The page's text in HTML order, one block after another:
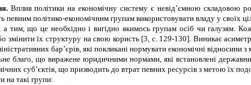
Вплив політики на економічну систему є невід’ємною складовою
певним політико-економічним групам використовувати владу у своїх
а тим, що це необхідно і вигідно якимось групам осіб чи галузям.
змінити їх структуру на свою користь [3, с. 129-130]. Виникає
бар’єрів, які покликані нормувати економічні відносини з
благо, що виражене юридичними нормами, які встановлені
суб’єктів, що призводить до втрат певних ресурсів з метою їх
на такі групи: